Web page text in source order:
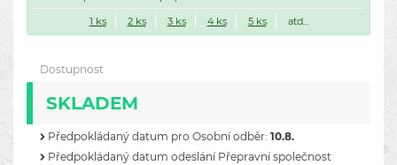
1 ks
2 ks 3 ks 4 ks 5 ks atd...
Dostupnost
SKLADEM
Předpokládaný datum pro Osobní odběr: 10.8.
Předpokládaný datum odeslání Přepravní společnost